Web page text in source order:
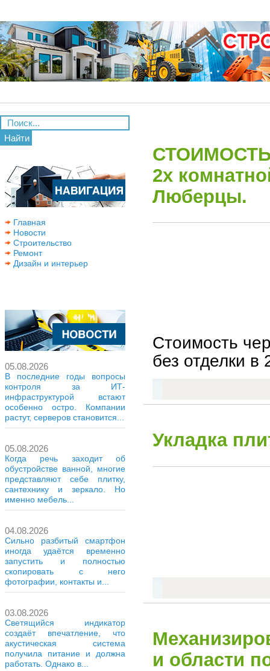
Найти
Главная
Новости
Строительство
Ремонт
Дизайн и интерьер
05.08.2026
В последние годы вопросы
контроля за ИТ-
инфраструктурой встают
особенно остро. Компании
растут, серверов становится...
05.08.2026
Когда речь заходит об
обустройстве ванной, многие
представляют себе плитку,
сантехнику и зеркало. Но
именно мебель...
04.08.2026
Сильно разбитый смартфон
иногда удаётся временно
запустить и полностью
скопировать с него
фотографии, контакты и...
03.08.2026
Светящийся индикатор
создаёт впечатление, что
акустическая система
получила питание и должна
работать. Однако в...
2х
Люберцы.
Стоимость
без отделки в
Укладка
и области